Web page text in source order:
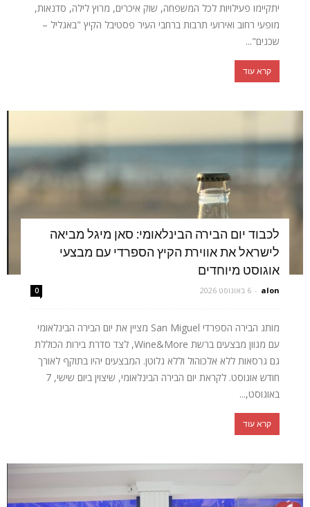
יתקיימו פעילויות לכל המשפחה, שוק איכרים, מרוץ לילה, סדנאות,
מופעי רחוב ואירועי תרבות ברחבי העיר פסטיבל הקיץ "באגליל –
שכנים"...
קרא עוד
לכבוד יום הבירה הבינלאומי: סאן מיגל מביאה
לישראל את אווירת הקיץ הספרדי עם מבצעי
אוגוסט מיוחדים
alon
- 6 באוגוסט 2026 0
מותג הבירה הספרדי San Miguel מציין את יום הבירה הבינלאומי
עם מגוון מבצעים ברשת Wine&More, לצד סדרת בירות הכוללת
גם גרסאות ללא אלכוהול וללא גלוטן. המבצעים יהיו בתוקף לאורך
חודש אוגוסט. לקראת יום הבירה הבינלאומי, שיצוין ביום שישי, 7
באוגוסט,...
קרא עוד